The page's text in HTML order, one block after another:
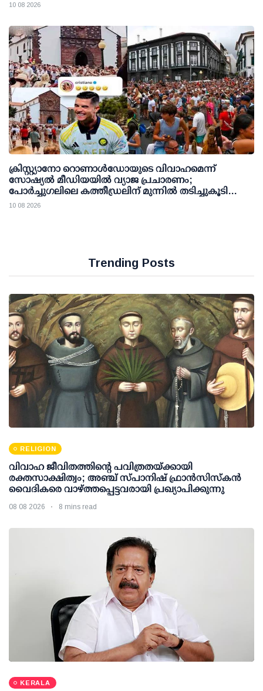
10 08 2026
ക്രിസ്റ്റ്യാനോ റൊണാള്‍ഡോയുടെ വിവാഹമെന്ന്
സോഷ്യല്‍ മീഡിയയില്‍ വ്യാജ പ്രചാരണം;
പോര്‍ച്ചുഗലിലെ കത്തീഡ്രലിന് മുന്നില്‍ തടിച്ചുകൂടി
ജനക്കൂട്ടം
10 08 2026
Trending Posts
RELIGION
വിവാഹ ജീവിതത്തിന്റെ പവിത്രതയ്ക്കായി
രക്തസാക്ഷിത്വം; അഞ്ച് സ്പാനിഷ് ഫ്രാന്‍സിസ്‌കന്‍
വൈദികരെ വാഴ്ത്തപ്പെട്ടവരായി പ്രഖ്യാപിക്കുന്നു
08 08 2026 8 mins read
KERALA